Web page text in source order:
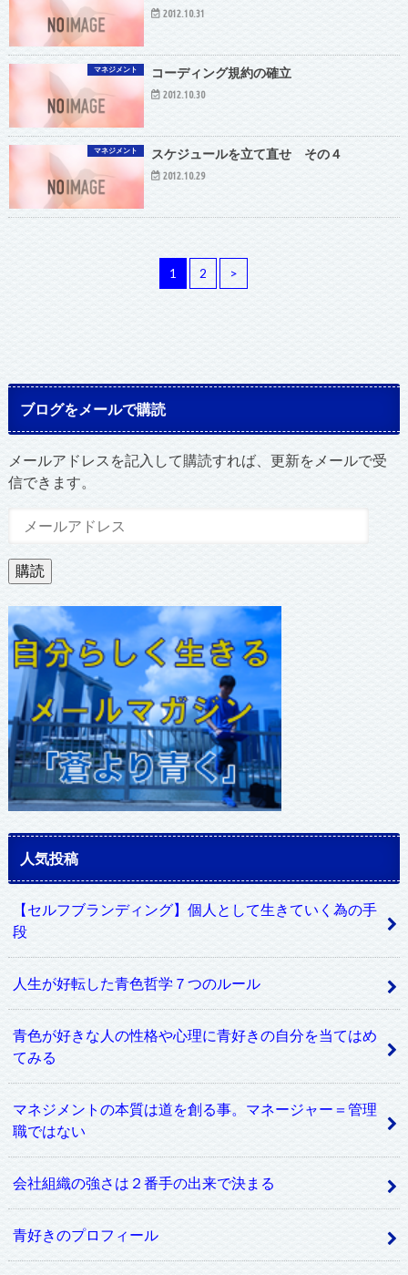
2012.10.31
マネジメント コーディング規約の確立
2012.10.30
マネジメント スケジュールを立て直せ その４
2012.10.29
1 2 >
ブログをメールで購読
メールアドレスを記入して購読すれば、更新をメールで受
信できます。
ル
ア
ド
レ
ス
購読
人気投稿
【セルフブランディング】個人として生きていく為の手
段
人生が好転した青色哲学７つのルール
青色が好きな人の性格や心理に青好きの自分を当てはめ
てみる
マネジメントの本質は道を創る事。マネージャー＝管理
職ではない
会社組織の強さは２番手の出来で決まる
青好きのプロフィール